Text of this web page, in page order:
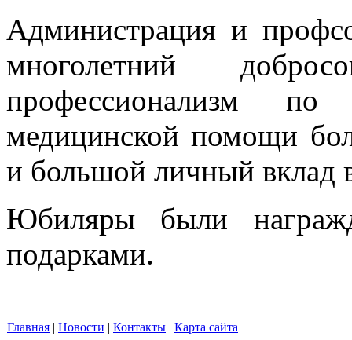
Администрация и
многолетний
профессионализм
медицинской помощи
и большой личный вклад
Юбиляры были
подарками.
Главная | Новости | Контакты | Карта сайта